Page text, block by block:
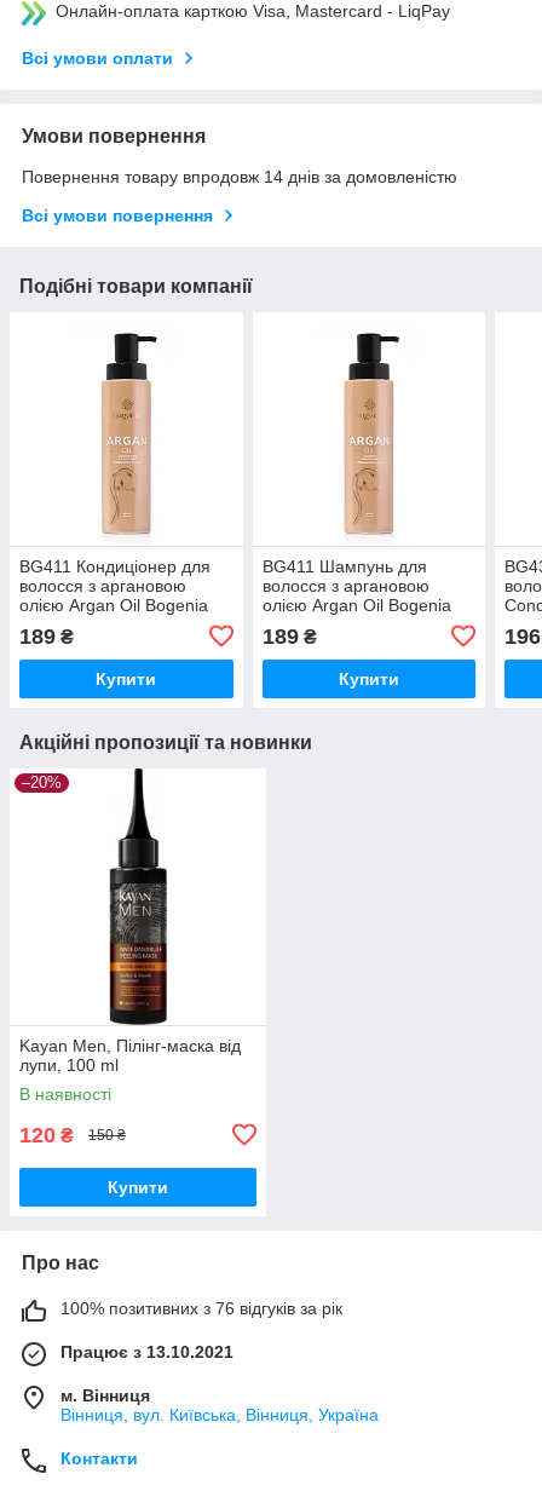
Онлайн-оплата карткою Visa, Mastercard - LiqPay
Всі умови оплати
Умови повернення
Повернення товару впродовж 14 днів за домовленістю
Всі умови повернення
Подібні товари компанії
BG411 Кондиціонер для
волосся з аргановою
олією Argan Oil Bogenia
189 ₴
Купити
BG411 Шампунь для
волосся з аргановою
олією Argan Oil Bogenia
189₴
Купити
196
Акційні пропозиції та новинки
–20%
Kayan Men, Пілінг-маска від
лупи, 100 ml
В наявності
120 ₴ 150 ₴
Купити
Про нас
100% позитивних з 76 відгуків за рік
Працює з 13.10.2021
м. Вінниця
Вінниця, вул. Київська, Вінниця, Україна
Контакти